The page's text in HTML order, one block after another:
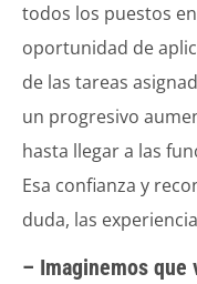
todos los puestos
oportunidad de
de las tareas
un progresivo
hasta llegar a las
Esa confianza y
duda, las
– Imaginemos que